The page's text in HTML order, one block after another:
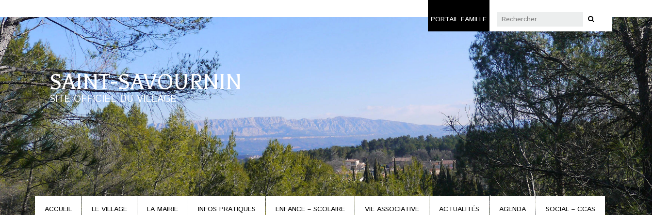
PORTAIL FAMILLE
SAINT-SAVOURNIN
SITE OFFICIEL DU VILLAGE
ACCUEIL LE VILLAGE LA MAIRIE INFOS PRATIQUES ENFANCE – SCOLAIRE VIE ASSOCIATIVE ACTUALITÉS AGENDA SOCIAL – CCAS